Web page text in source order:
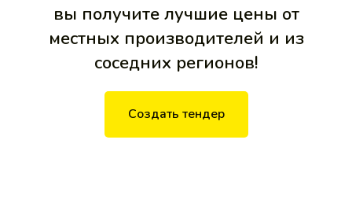
вы получите лучшие цены от
местных производителей и из
соседних регионов!
Создать тендер